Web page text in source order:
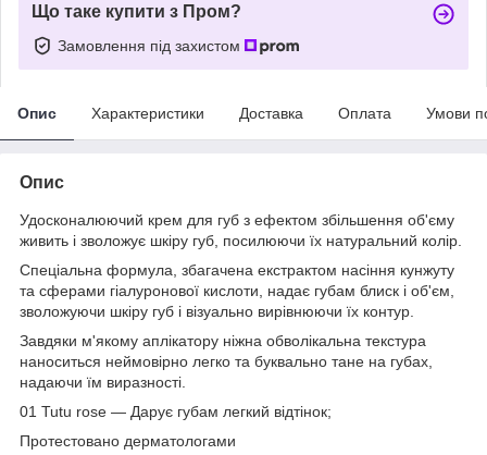
Що таке купити з Пром?
Замовлення під захистом
Опис Характеристики Доставка Оплата Умови
Опис
Удосконалюючий крем для губ з ефектом збільшення об'єму
живить і зволожує шкіру губ, посилюючи їх натуральний колір.
Спеціальна формула, збагачена екстрактом насіння кунжуту
та сферами гіалуронової кислоти, надає губам блиск і об'єм,
зволожуючи шкіру губ і візуально вирівнюючи їх контур.
Завдяки м'якому аплікатору ніжна обволікальна текстура
наноситься неймовірно легко та буквально тане на губах,
надаючи їм виразності.
01 Tutu rose — Дарує губам легкий відтінок;
Протестовано дерматологами